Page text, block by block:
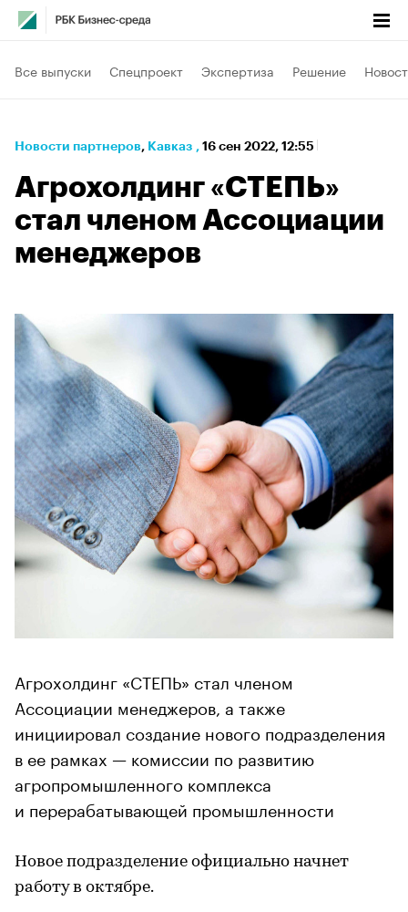
Все выпуски Спецпроект Экспертиза Решение
Новости партнеров⁠, Кавказ , 16 сен 2022, 12:55
Агрохолдинг «СТЕПЬ»
стал членом Ассоциации
менеджеров
Агрохолдинг «СТЕПЬ» стал членом
Ассоциации менеджеров, а также
инициировал создание нового подразделения
в ее рамках — комиссии по развитию
агропромышленного комплекса
и перерабатывающей промышленности
Новое подразделение официально начнет
работу в октябре.